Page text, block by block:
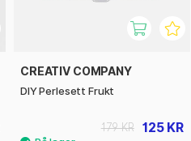
CREATIV COMPANY
DIY Perlesett Frukt
125 KR
179 KR